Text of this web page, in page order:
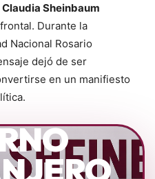
Claudia Sheinbaum
Durante la
Nacional Rosario
dejó de ser
en un manifiesto